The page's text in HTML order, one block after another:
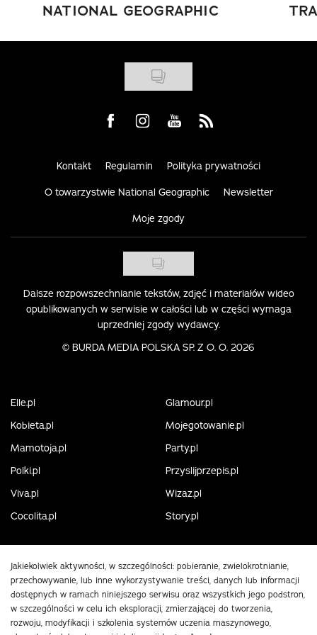
NATIONAL GEOGRAPHIC
Visit us on Facebook
Visit us on Instagram
Visit us on Youtube
Visit us on Rss
Kontakt Regulamin Polityka prywatności
O towarzystwie National Geographic Newsletter
Moje zgody
Dalsze rozpowszechnianie tekstów, zdjęć i materiałów wideo
opublikowanych w serwisie w całości lub w części wymaga
uprzedniej zgody wydawcy.
© BURDA MEDIA POLSKA SP. Z O. O. 2026
Elle.pl
Glamour.pl
Kobieta.pl
Mojegotowanie.pl
Mamotoja.pl
Party.pl
Polki.pl
Przyslijprzepis.pl
Viva.pl
Wizaz.pl
Cocolita.pl
Story.pl
Jakiekolwiek aktywności, w szczególności: pobieranie, zwielokrotnianie,
przechowywanie, lub inne wykorzystywanie treści, danych lub informacji
dostępnych w ramach niniejszego serwisu oraz wszystkich jego podstron,
w szczególności w celu ich eksploracji, zmierzającej do tworzenia,
rozwoju, modyfikacji i szkolenia systemów uczenia maszynowego,